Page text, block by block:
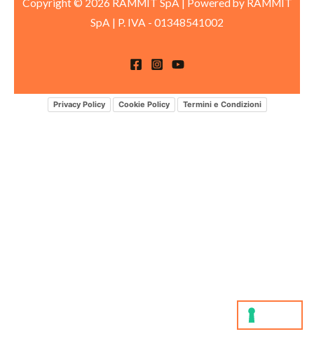
SpA | P. IVA - 01348541002
Privacy Policy Cookie Policy Termini e Condizioni